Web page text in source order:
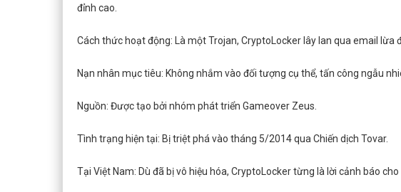
đỉnh cao.
Cách thức hoạt động: Là một Trojan, CryptoLocker lây lan qua email lừa
Nạn nhân mục tiêu: Không nhắm vào đối tượng cụ thể, tấn công ngẫu
Nguồn: Được tạo bởi nhóm phát triển Gameover Zeus.
Tình trạng hiện tại: Bị triệt phá vào tháng 5/2014 qua Chiến dịch Tovar.
Tại Việt Nam: Dù đã bị vô hiệu hóa, CryptoLocker từng là lời cảnh báo